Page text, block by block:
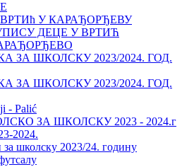
У КАРАЂОРЂЕВУ
ДЕЦЕ У ВРТИЋ
ЗА ШКОЛСКУ 2023/2024. ГОД.
ЗА ШКОЛСКУ 2023/2024. ГОД.
- Palić
ЗА ШКОЛСКУ 2023 - 2024.г
2024.
школску 2023/24. годину